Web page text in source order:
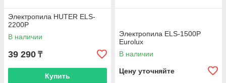
Электропила HUTER ELS-
2200P
В наличии
39 290 ₸
Купить
Электропила ELS-1500P
Eurolux
В наличии
Цену уточняйте